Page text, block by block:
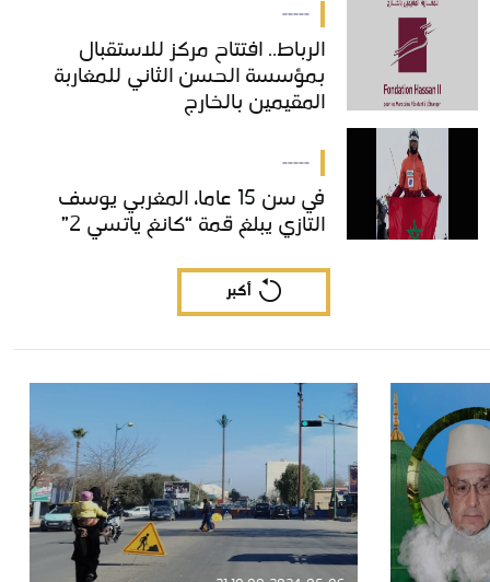
-----
الرباط.. افتتاح مركز للاستقبال
بمؤسسة الحسن الثاني للمغاربة
المقيمين بالخارج
الرباط.. افتتاح مركز للاستقبال
بمؤسسة الحسن الثاني للمغاربة
المقيمين بالخارج
-----
في سن 15 عاما، المغربي يوسف
التازي يبلغ قمة “كانغ ياتسي 2”
في سن 15 عاما، المغربي يوسف
التازي يبلغ قمة “كانغ ياتسي 2”
أكبر